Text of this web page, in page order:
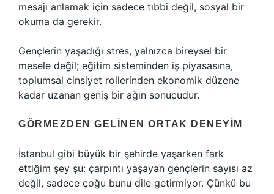
mesajı anlamak için sadece tıbbi değil, sosyal bir
okuma da gerekir.
Gençlerin yaşadığı stres, yalnızca bireysel bir
mesele değil; eğitim sisteminden iş piyasasına,
toplumsal cinsiyet rollerinden ekonomik düzene
kadar uzanan geniş bir ağın sonucudur.
GÖRMEZDEN GELINEN ORTAK DENEYIM
İstanbul gibi büyük bir şehirde yaşarken fark
ettiğim şey şu: çarpıntı yaşayan gençlerin sayısı az
değil, sadece çoğu bunu dile getirmiyor. Çünkü bu